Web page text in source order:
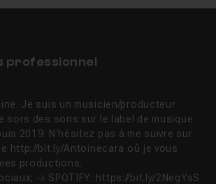
professionnel
Je suis un musicien/producteur
sors des sons sur le label de musique
2019. N'hésitez pas à me suivre sur
http://bit.ly/Antoinecara où je vous
productions.
→ SPOTIFY: https://bit.ly/2NegYsS